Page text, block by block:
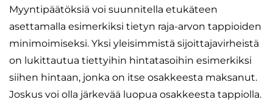
Myyntipäätöksiä voi suunnitella etukäteen
asettamalla esimerkiksi tietyn raja-arvon tappioiden
minimoimiseksi. Yksi yleisimmistä sijoittajavirheistä
on lukittautua tiettyihin hintatasoihin esimerkiksi
siihen hintaan, jonka on itse osakkeesta maksanut.
Joskus voi olla järkevää luopua osakkeesta tappiolla.